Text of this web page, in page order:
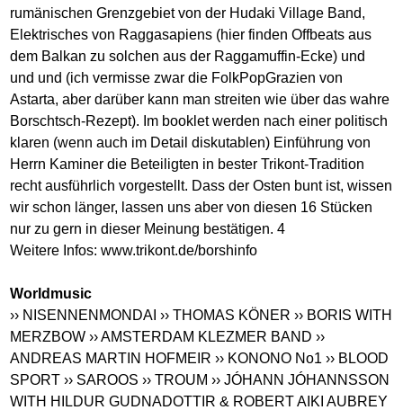
rumänischen Grenzgebiet von der Hudaki Village Band,
Elektrisches von Raggasapiens (hier finden Offbeats aus
dem Balkan zu solchen aus der Raggamuffin-Ecke) und
und und (ich vermisse zwar die FolkPopGrazien von
Astarta, aber darüber kann man streiten wie über das wahre
Borschtsch-Rezept). Im booklet werden nach einer politisch
klaren (wenn auch im Detail diskutablen) Einführung von
Herrn Kaminer die Beteiligten in bester Trikont-Tradition
recht ausführlich vorgestellt. Dass der Osten bunt ist, wissen
wir schon länger, lassen uns aber von diesen 16 Stücken
nur zu gern in dieser Meinung bestätigen. 4
Weitere Infos:www.trikont.de/borshinfo
Worldmusic
›› NISENNENMONDAI ›› THOMAS KÖNER ›› BORIS WITH
MERZBOW ›› AMSTERDAM KLEZMER BAND ››
ANDREAS MARTIN HOFMEIR ›› KONONO No1 ›› BLOOD
SPORT ›› SAROOS ›› TROUM ›› JÓHANN JÓHANNSSON
WITH HILDUR GUDNADOTTIR & ROBERT AIKI AUBREY